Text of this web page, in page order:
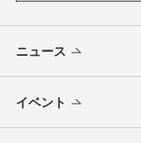
ニュース
イベント